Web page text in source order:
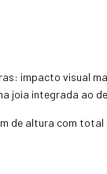
impacto visual
joia integrada ao
de altura com